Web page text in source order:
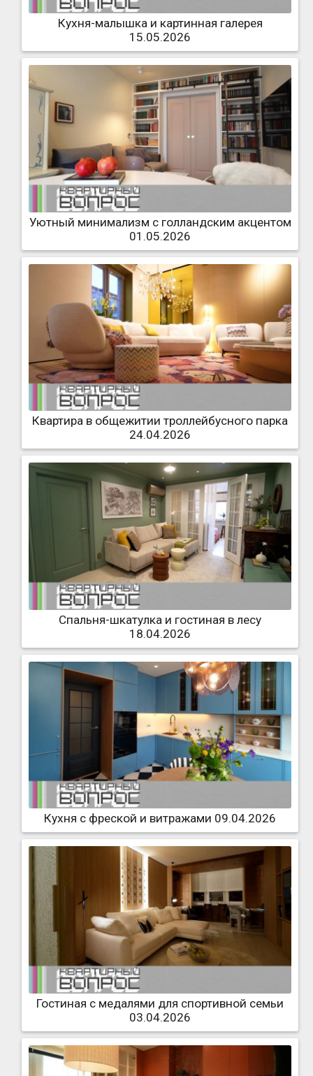
Кухня-малышка и картинная галерея
15.05.2026
Уютный минимализм с голландским акцентом
01.05.2026
Квартира в общежитии троллейбусного парка
24.04.2026
Спальня-шкатулка и гостиная в лесу
18.04.2026
Кухня с фреской и витражами 09.04.2026
Гостиная с медалями для спортивной семьи
03.04.2026